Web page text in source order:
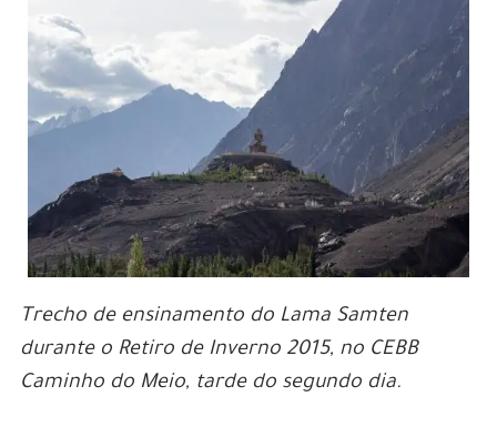
Trecho de ensinamento do Lama Samten
durante o Retiro de Inverno 2015, no CEBB
Caminho do Meio, tarde do segundo dia.